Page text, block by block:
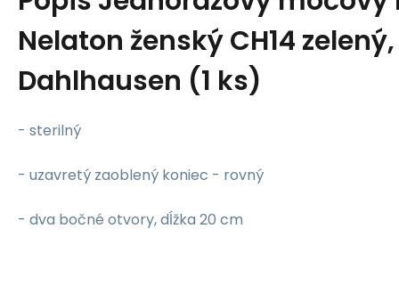
Nelaton ženský CH14
Dahlhausen (1 ks)
- sterilný
- uzavretý zaoblený koniec - rovný
- dva bočné otvory, dĺžka 20 cm